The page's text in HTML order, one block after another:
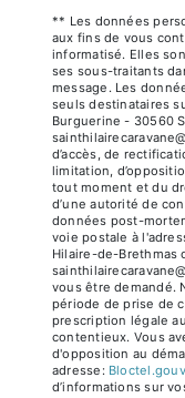
** Les données
aux fins de vous
informatisé. Elles
ses sous-traitants
message. Les
seuls destinataires
Burguerine - 30560
d’accès, de
limitation,
tout moment et du
d’une autorité de
données post-
voie postale à
Hilaire-de-Brethmas
vous être demandé.
période de prise de
prescription légale
contentieux. Vous
d'opposition au
adresse:
d’informations sur